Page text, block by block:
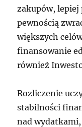
zakupów, lepiej
pewnością
większych
finansowanie
również
Rozliczenie
stabilności
nad